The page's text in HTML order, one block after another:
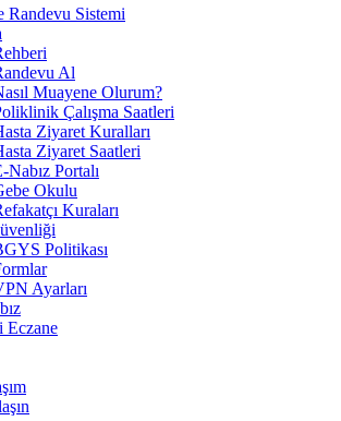
Randevu Sistemi
Al
Muayene Olurum?
Çalışma Saatleri
Ziyaret Kuralları
Ziyaret Saatleri
Nabız Portalı
Okulu
Kuraları
Politikası
Ayarları
Eczane